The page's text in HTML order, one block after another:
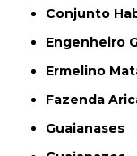
Conjunto
Engenheiro
Ermelino
Fazenda
Guaianases